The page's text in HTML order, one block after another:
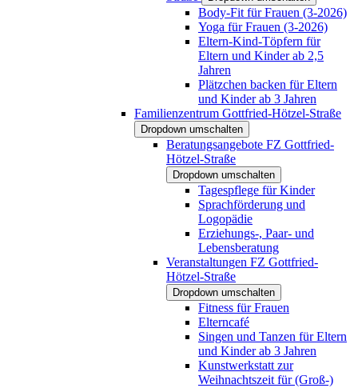
Body-Fit für Frauen (3-2026)
Yoga für Frauen (3-2026)
Eltern-Kind-Töpfern für
Eltern und Kinder ab 2,5
Jahren
Plätzchen backen für Eltern
und Kinder ab 3 Jahren
Familienzentrum Gottfried-Hötzel-Straße
Dropdown umschalten
Beratungsangebote FZ Gottfried-
Hötzel-Straße
Dropdown umschalten
Tagespflege für Kinder
Sprachförderung und
Logopädie
Erziehungs-, Paar- und
Lebensberatung
Veranstaltungen FZ Gottfried-
Hötzel-Straße
Dropdown umschalten
Fitness für Frauen
Elterncafé
Singen und Tanzen für Eltern
und Kinder ab 3 Jahren
Kunstwerkstatt zur
Weihnachtszeit für (Groß-)